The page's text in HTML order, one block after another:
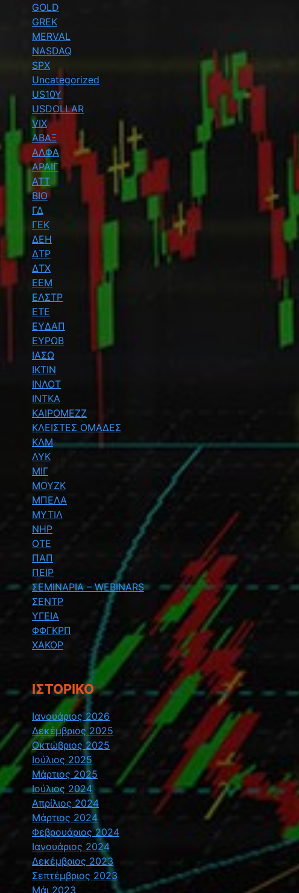
GOLD
GREK
MERVAL
NASDAQ
SPX
Uncategorized
US10Y
USDOLLAR
VIX
ΑΒΑΞ
ΑΛΦΑ
ΑΡΑΙΓ
ΑΤΤ
ΒΙΟ
ΓΔ
ΓΕΚ
ΔΕΗ
ΔΤΡ
ΔΤΧ
ΕΕΜ
ΕΛΣΤΡ
ΕΤΕ
ΕΥΔΑΠ
ΕΥΡΩΒ
ΙΑΣΩ
ΙΚΤΙΝ
ΙΝΛΟΤ
ΙΝΤΚΑ
ΚΑΙΡΟΜΕΖΖ
ΚΛΕΙΣΤΕΣ ΟΜΑΔΕΣ
ΚΛΜ
ΛΥΚ
ΜΙΓ
ΜΟΥΖΚ
ΜΠΕΛΑ
ΜΥΤΙΛ
ΝΗΡ
ΟΤΕ
ΠΑΠ
ΠΕΙΡ
ΣΕΜΙΝΑΡΙΑ – WEBINARS
ΣΕΝΤΡ
ΥΓΕΙΑ
ΦΦΓΚΡΠ
ΧΑΚΟΡ
ΙΣΤΟΡΙΚΌ
Ιανουάριος 2026
Δεκέμβριος 2025
Οκτώβριος 2025
Ιούλιος 2025
Μάρτιος 2025
Ιούλιος 2024
Απρίλιος 2024
Μάρτιος 2024
Φεβρουάριος 2024
Ιανουάριος 2024
Δεκέμβριος 2023
Σεπτέμβριος 2023
Μάι 2023